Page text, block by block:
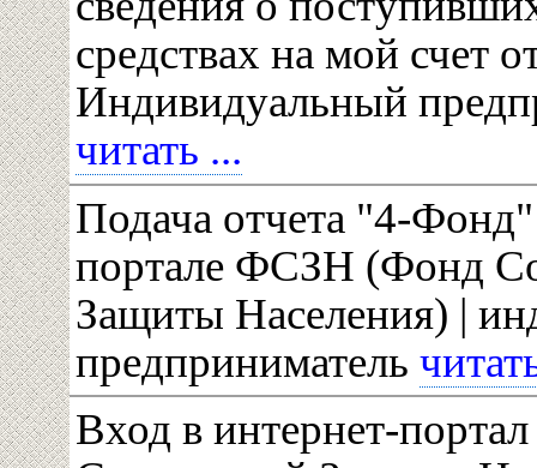
средствах на мой счет
Индивидуальный
читать ...
Подача отчета "4-
портале ФСЗН (Фонд
Защиты Населения) |
предприниматель
Вход в интернет-